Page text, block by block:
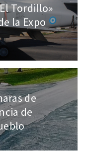
Tordillo»
la Expo
de
de